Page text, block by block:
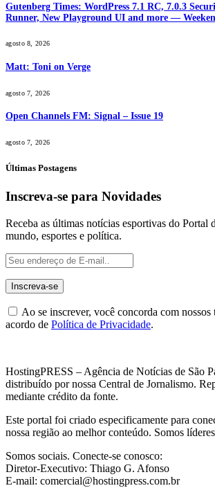
Gutenberg Times: WordPress 7.1 RC, 7.0.3
Runner, New Playground UI and more —
agosto 8, 2026
Matt: Toni on Verge
agosto 7, 2026
Open Channels FM: Signal – Issue 19
agosto 7, 2026
Últimas Postagens
Inscreva-se para Novidades
Receba as últimas notícias esportivas do Portal
mundo, esportes e política.
Ao se inscrever, você concorda com nossos
acordo de Política de Privacidade.
HostingPRESS – Agência de Notícias de São
distribuído por nossa Central de Jornalismo.
mediante crédito da fonte.
Este portal foi criado especificamente para
nossa região ao melhor conteúdo. Somos
Somos sociais. Conecte-se conosco:
Diretor-Executivo: Thiago G. Afonso
E-mail: comercial@hostingpress.com.br